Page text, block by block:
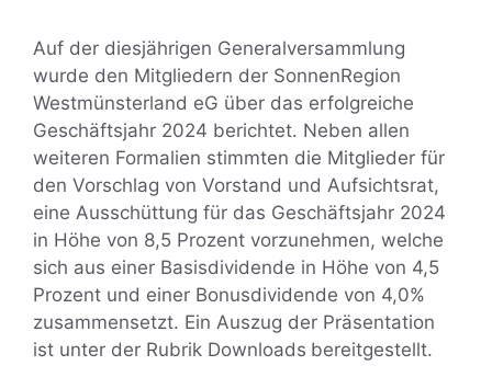
Auf der diesjährigen Generalversammlung
wurde den Mitgliedern der SonnenRegion
Westmünsterland eG über das erfolgreiche
Geschäftsjahr 2024 berichtet. Neben allen
weiteren Formalien stimmten die Mitglieder für
den Vorschlag von Vorstand und Aufsichtsrat,
eine Ausschüttung für das Geschäftsjahr 2024
in Höhe von 8,5 Prozent vorzunehmen, welche
sich aus einer Basisdividende in Höhe von 4,5
Prozent und einer Bonusdividende von 4,0%
zusammensetzt. Ein Auszug der Präsentation
ist unter der Rubrik Downloads bereitgestellt.